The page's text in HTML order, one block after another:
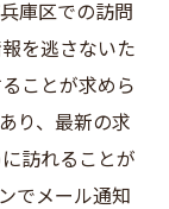
庫区での訪問
を逃さないた
ことが求めら
り、最新の求
訪れることが
でメール通知